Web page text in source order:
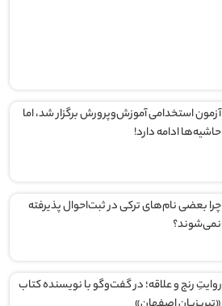
آزمون استخدامی آموزش‌وپرورش برگزار شد، اما
حاشیه‌ها ادامه دارد!
چرا بعضی نام‌های ترکی در ثبت‌احوال پذیرفته
نمی‌شوند؟
روایتِ رنج و علاقه؛ در گفت‌وگو با نویسنده کتاب